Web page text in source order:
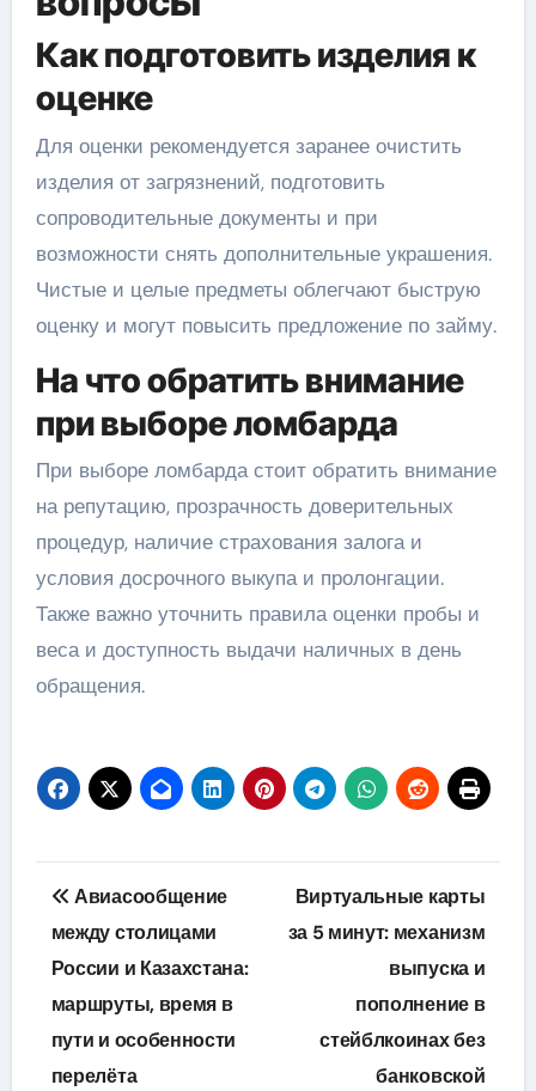
Как подготовить изделия к
оценке
Для оценки рекомендуется заранее очистить
изделия от загрязнений, подготовить
сопроводительные документы и при
возможности снять дополнительные украшения.
Чистые и целые предметы облегчают быструю
оценку и могут повысить предложение по займу.
На что обратить внимание
при выборе ломбарда
При выборе ломбарда стоит обратить внимание
на репутацию, прозрачность доверительных
процедур, наличие страхования залога и
условия досрочного выкупа и пролонгации.
Также важно уточнить правила оценки пробы и
веса и доступность выдачи наличных в день
обращения.
Навигация
по
записям
Авиасообщение
между столицами
России и Казахстана:
маршруты, время в
пути и особенности
перелёта
Виртуальные карты
за 5 минут: механизм
выпуска и
пополнение в
стейблкоинах без
банковской